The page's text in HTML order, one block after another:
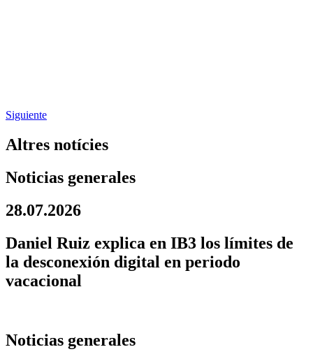
Siguiente
Altres notícies
Noticias generales
28.07.2026
Daniel Ruiz explica en IB3 los límites de
la desconexión digital en periodo
vacacional
Noticias generales